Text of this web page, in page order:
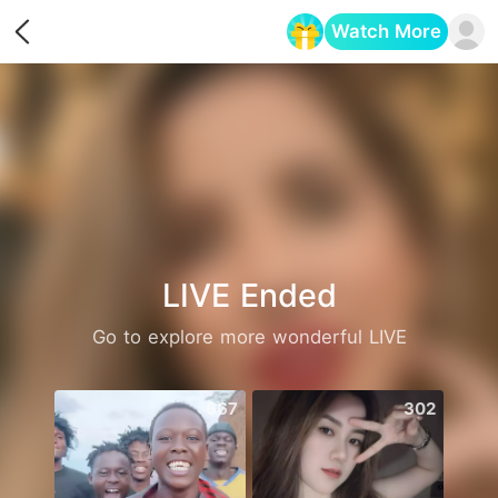
Watch More
LIVE Ended
Go to explore more wonderful LIVE
667 302